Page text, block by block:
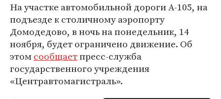
На участке автомобильной дороги А-105, на
подъезде к столичному аэропорту
Домодедово, в ночь на понедельник, 14
ноября, будет ограничено движение. Об
этомсообщаетпресс-служба
государственного учреждения
«Центравтомагистраль».